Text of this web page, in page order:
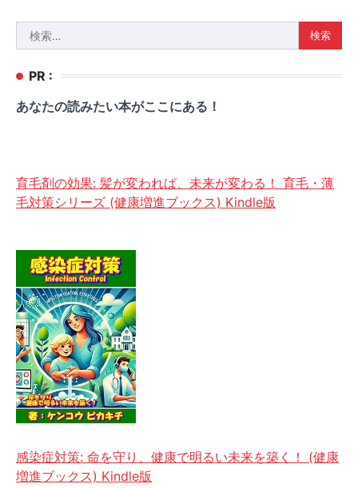
索:
PR :
あなたの読みたい本がここにある！
育毛剤の効果: 髪が変われば、未来が変わる！ 育毛・薄
毛対策シリーズ (健康増進ブックス) Kindle版
感染症対策: 命を守り、健康で明るい未来を築く！ (健康
増進ブックス) Kindle版